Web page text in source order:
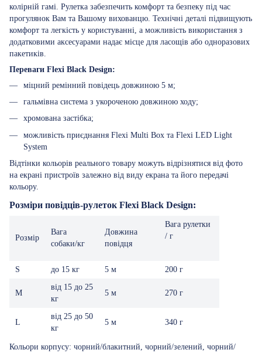
колірній гамі. Рулетка забезпечить комфорт та безпеку під час
прогулянок Вам та Вашому вихованцю. Технічні деталі підвищують
комфорт та легкість у користуванні, а можливість використання з
додатковими аксесуарами надає місце для ласощів або одноразових
пакетиків.
Переваги Flexi Black Design:
міцний ремінний повідець довжиною 5 м;
гальмівна система з укороченою довжиною ходу;
хромована застібка;
можливість приєднання Flexi Multi Box та Flexi LED Light
System
Відтінки кольорів реального товару можуть відрізнятися від фото
на екрані пристроїв залежно від виду екрана та його передачі
кольору.
Розміри повідців-рулеток Flexi Black Design:
Розмір
Вага
собаки/кг
Довжина
повідця
Вага рулетки
/ г
S до 15 кг 5 м 200 г
M
від 15 до 25
кг
5 м 270 г
L
від 25 до 50
кг
5 м 340 г
Кольори корпусу: чорний/блакитний, чорний/зелений, чорний/